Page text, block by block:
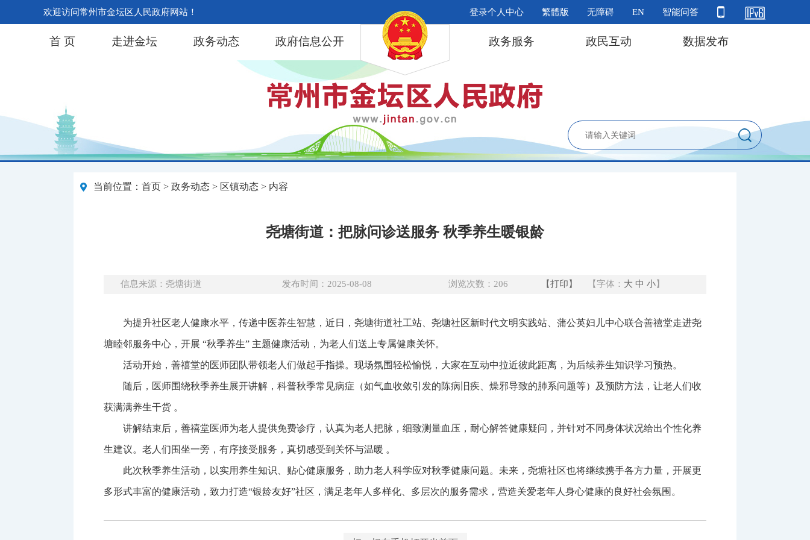
欢迎访问常州市金坛区人民政府网站！ 登录个人中心 繁體版 无障碍 EN 智能问答
首 页 走进金坛 政务动态 政府信息公开 政务服务 政民互动 数据发布
当前位置： 首页 > 政务动态 > 区镇动态 > 内容
尧塘街道：把脉问诊送服务 秋季养生暖银龄
信息来源：尧塘街道 发布时间：2025-08-08 浏览次数： 206 【打印】 【字体： 大 中 小】
为提升社区老人健康水平，传递中医养生智慧，近日，尧塘街道社工站、尧塘社区新时代文明实践站、蒲公英妇儿中心联合善禧堂走进尧
塘睦邻服务中心，开展 “秋季养生” 主题健康活动，为老人们送上专属健康关怀。
活动开始，善禧堂的医师团队带领老人们做起手指操。现场氛围轻松愉悦，大家在互动中拉近彼此距离，为后续养生知识学习预热。
随后，医师围绕秋季养生展开讲解，科普秋季常见病症（如气血收敛引发的陈病旧疾、燥邪导致的肺系问题等）及预防方法，让老人们收
获满满养生干货 。
讲解结束后，善禧堂医师为老人提供免费诊疗，认真为老人把脉，细致测量血压，耐心解答健康疑问，并针对不同身体状况给出个性化养
生建议。老人们围坐一旁，有序接受服务，真切感受到关怀与温暖 。
此次秋季养生活动，以实用养生知识、贴心健康服务，助力老人科学应对秋季健康问题。未来，尧塘社区也将继续携手各方力量，开展更
多形式丰富的健康活动，致力打造“银龄友好”社区，满足老年人多样化、多层次的服务需求，营造关爱老年人身心健康的良好社会氛围。